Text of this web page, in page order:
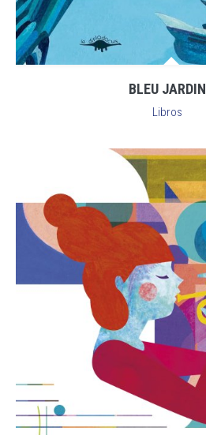
BLEU JARDIN
Libros